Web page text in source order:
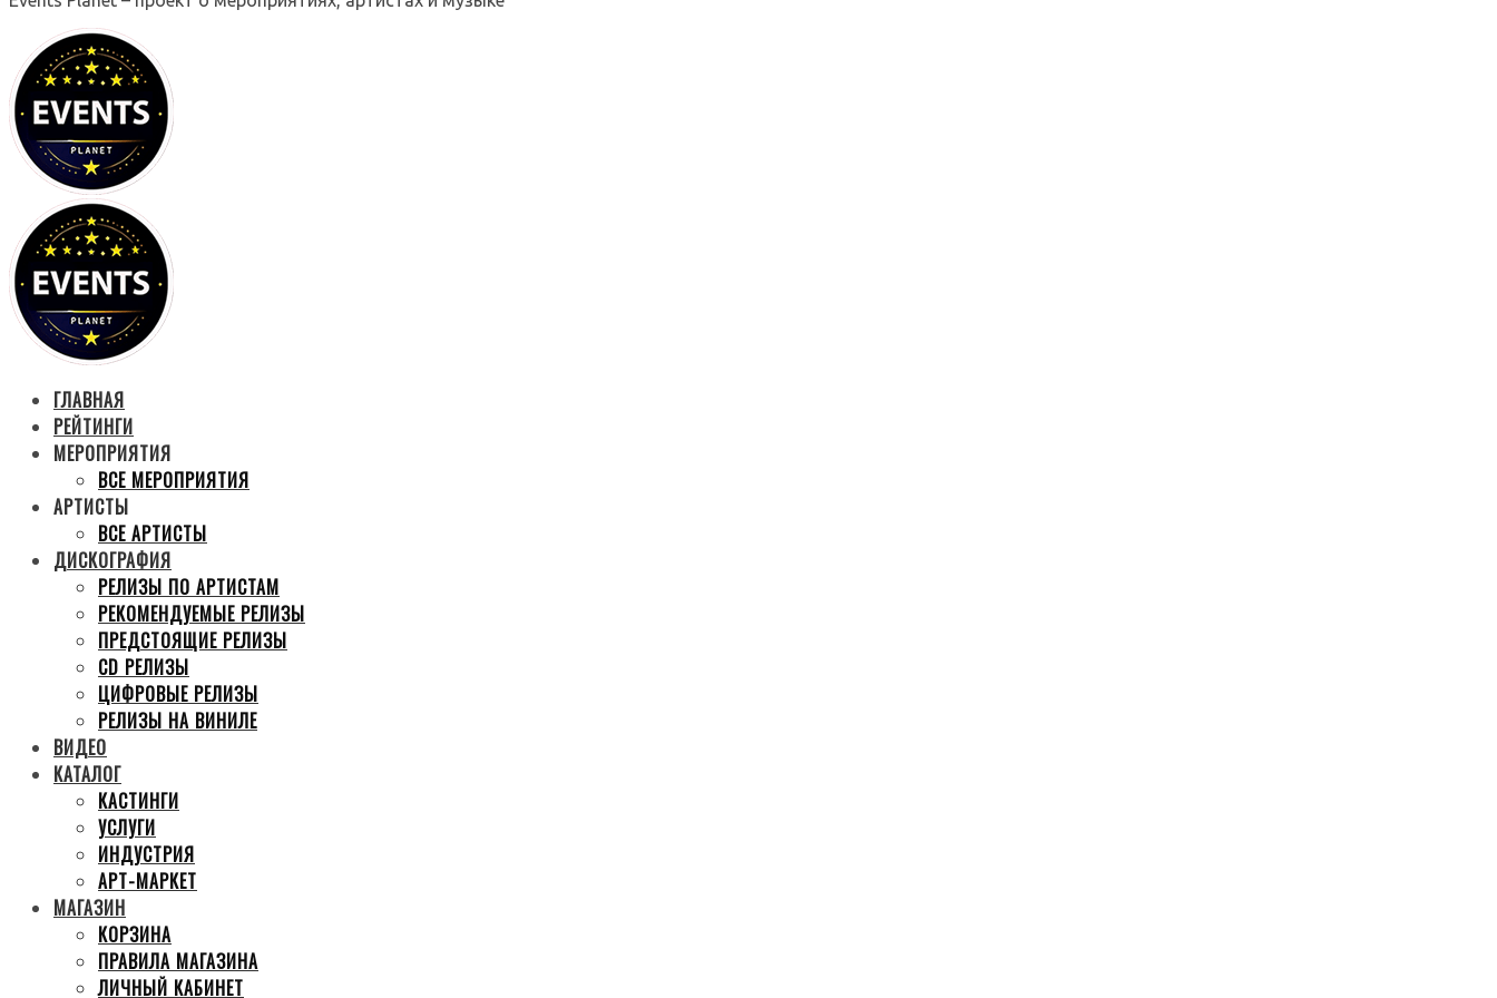
ГЛАВНАЯ
РЕЙТИНГИ
МЕРОПРИЯТИЯ
ВСЕ МЕРОПРИЯТИЯ
АРТИСТЫ
ВСЕ АРТИСТЫ
ДИСКОГРАФИЯ
РЕЛИЗЫ ПО АРТИСТАМ
РЕКОМЕНДУЕМЫЕ РЕЛИЗЫ
ПРЕДСТОЯЩИЕ РЕЛИЗЫ
CD РЕЛИЗЫ
ЦИФРОВЫЕ РЕЛИЗЫ
РЕЛИЗЫ НА ВИНИЛЕ
ВИДЕО
КАТАЛОГ
КАСТИНГИ
УСЛУГИ
ИНДУСТРИЯ
АРТ-МАРКЕТ
МАГАЗИН
КОРЗИНА
ПРАВИЛА МАГАЗИНА
ЛИЧНЫЙ КАБИНЕТ